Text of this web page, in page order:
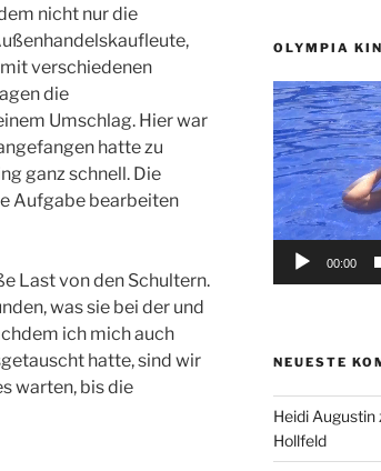
nicht nur die
verschiedenen
die
Umschlag. Hier war
hatte zu
ganz schnell. Die
Aufgabe bearbeiten
Last von den Schultern.
was sie bei der und
ich mich auch
hatte, sind wir
warten, bis die
OLYMPIA
Video-
Player
00:00
NEUESTE
Heidi Augustin
Hollfeld